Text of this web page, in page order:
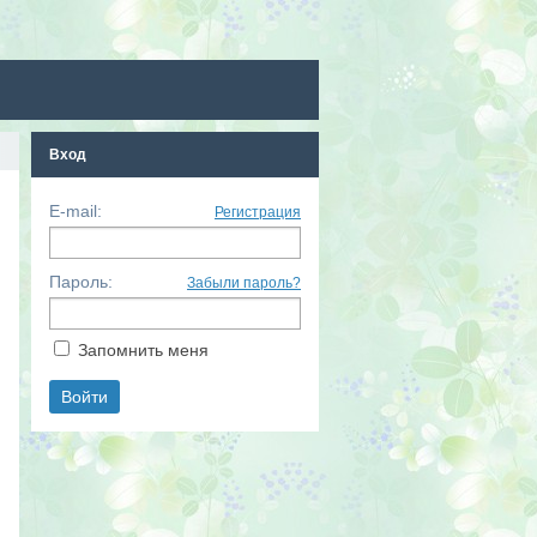
Вход
E-mail: Регистрация
Пароль: Забыли пароль?
Запомнить меня